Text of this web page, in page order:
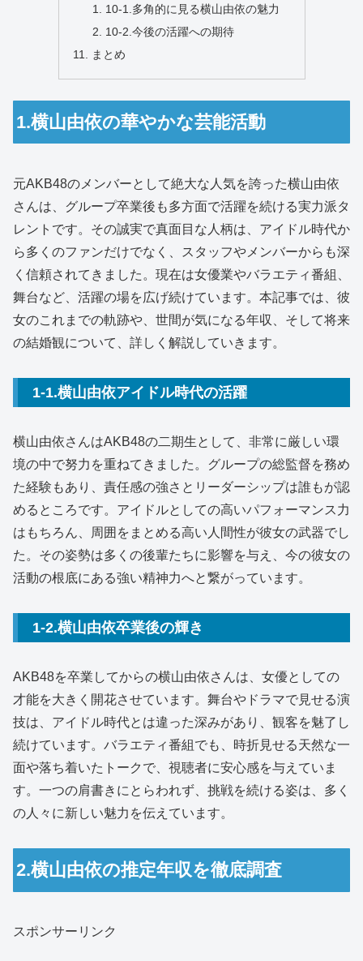
10-1.多角的に見る横山由依の魅力
10-2.今後の活躍への期待
まとめ
1.横山由依の華やかな芸能活動
元AKB48のメンバーとして絶大な人気を誇った横山由依
さんは、グループ卒業後も多方面で活躍を続ける実力派タ
レントです。その誠実で真面目な人柄は、アイドル時代か
ら多くのファンだけでなく、スタッフやメンバーからも深
く信頼されてきました。現在は女優業やバラエティ番組、
舞台など、活躍の場を広げ続けています。本記事では、彼
女のこれまでの軌跡や、世間が気になる年収、そして将来
の結婚観について、詳しく解説していきます。
1-1.横山由依アイドル時代の活躍
横山由依さんはAKB48の二期生として、非常に厳しい環
境の中で努力を重ねてきました。グループの総監督を務め
た経験もあり、責任感の強さとリーダーシップは誰もが認
めるところです。アイドルとしての高いパフォーマンス力
はもちろん、周囲をまとめる高い人間性が彼女の武器でし
た。その姿勢は多くの後輩たちに影響を与え、今の彼女の
活動の根底にある強い精神力へと繋がっています。
1-2.横山由依卒業後の輝き
AKB48を卒業してからの横山由依さんは、女優としての
才能を大きく開花させています。舞台やドラマで見せる演
技は、アイドル時代とは違った深みがあり、観客を魅了し
続けています。バラエティ番組でも、時折見せる天然な一
面や落ち着いたトークで、視聴者に安心感を与えていま
す。一つの肩書きにとらわれず、挑戦を続ける姿は、多く
の人々に新しい魅力を伝えています。
2.横山由依の推定年収を徹底調査
スポンサーリンク